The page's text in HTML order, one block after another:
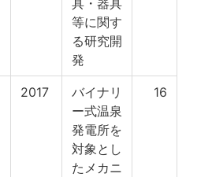
具・器具
等に関す
る研究開
発
2017
バイナリ
ー式温泉
発電所を
対象とし
たメカニ
16